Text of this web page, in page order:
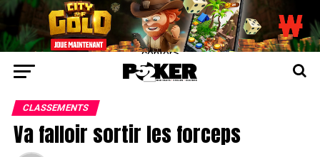
center>
CLASSEMENTS
Va falloir sortir les forceps